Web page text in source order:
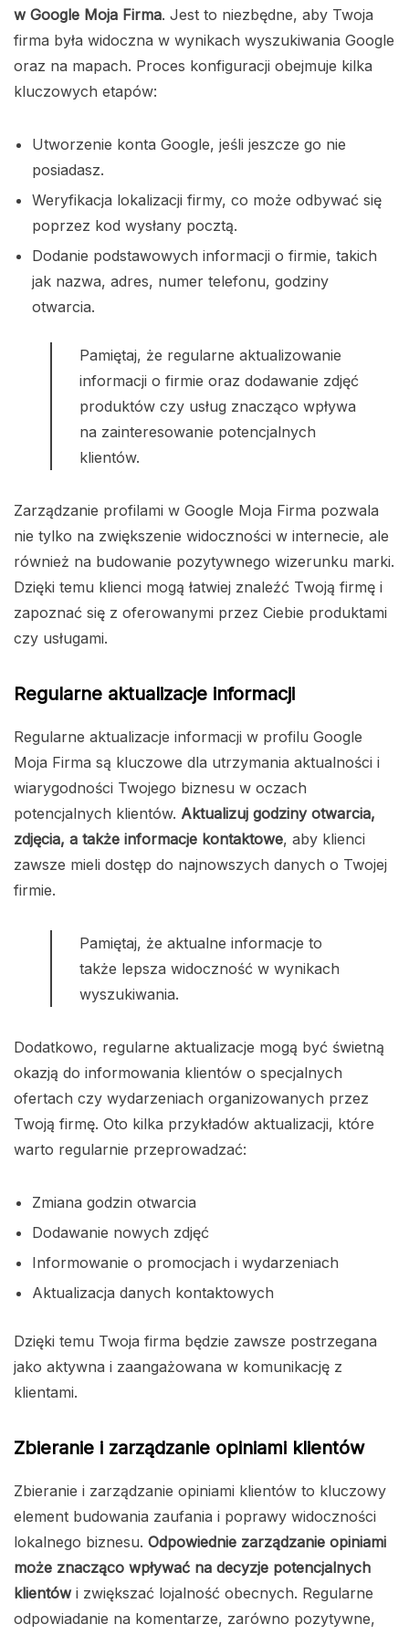
w Google Moja Firma. Jest to niezbędne, aby Twoja
firma była widoczna w wynikach wyszukiwania Google
oraz na mapach. Proces konfiguracji obejmuje kilka
kluczowych etapów:
Utworzenie konta Google, jeśli jeszcze go nie
posiadasz.
Weryfikacja lokalizacji firmy, co może odbywać się
poprzez kod wysłany pocztą.
Dodanie podstawowych informacji o firmie, takich
jak nazwa, adres, numer telefonu, godziny
otwarcia.
Pamiętaj, że regularne aktualizowanie
informacji o firmie oraz dodawanie zdjęć
produktów czy usług znacząco wpływa
na zainteresowanie potencjalnych
klientów.
Zarządzanie profilami w Google Moja Firma pozwala
nie tylko na zwiększenie widoczności w internecie, ale
również na budowanie pozytywnego wizerunku marki.
Dzięki temu klienci mogą łatwiej znaleźć Twoją firmę i
zapoznać się z oferowanymi przez Ciebie produktami
czy usługami.
Regularne aktualizacje informacji
Regularne aktualizacje informacji w profilu Google
Moja Firma są kluczowe dla utrzymania aktualności i
wiarygodności Twojego biznesu w oczach
potencjalnych klientów. Aktualizuj godziny otwarcia,
zdjęcia, a także informacje kontaktowe, aby klienci
zawsze mieli dostęp do najnowszych danych o Twojej
firmie.
Pamiętaj, że aktualne informacje to
także lepsza widoczność w wynikach
wyszukiwania.
Dodatkowo, regularne aktualizacje mogą być świetną
okazją do informowania klientów o specjalnych
ofertach czy wydarzeniach organizowanych przez
Twoją firmę. Oto kilka przykładów aktualizacji, które
warto regularnie przeprowadzać:
Zmiana godzin otwarcia
Dodawanie nowych zdjęć
Informowanie o promocjach i wydarzeniach
Aktualizacja danych kontaktowych
Dzięki temu Twoja firma będzie zawsze postrzegana
jako aktywna i zaangażowana w komunikację z
klientami.
Zbieranie i zarządzanie opiniami klientów
Zbieranie i zarządzanie opiniami klientów to kluczowy
element budowania zaufania i poprawy widoczności
lokalnego biznesu. Odpowiednie zarządzanie opiniami
może znacząco wpływać na decyzje potencjalnych
klientówi zwiększać lojalność obecnych. Regularne
odpowiadanie na komentarze, zarówno pozytywne,